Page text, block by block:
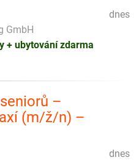
dnes
GmbH
+ ubytování zdarma
–
(m/ž/n) –
dnes